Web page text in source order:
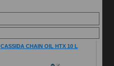
CASSIDA CHAIN OIL HTX 10 L